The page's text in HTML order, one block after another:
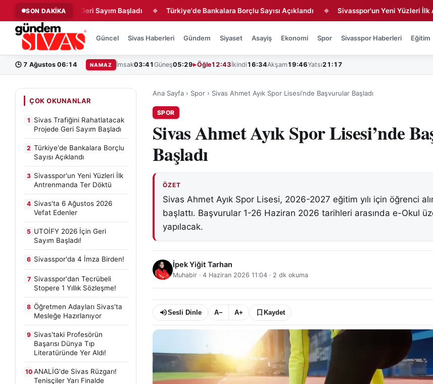
SON DAKİKA
Projede Geri Sayım Başladı ◆ Türkiye'de Bankalara Borçlu Sayısı Açıklandı ◆ Sivasspor'un Yeni Yüzleri İlk
Güncel Sivas Haberleri Gündem Siyaset Asayiş Ekonomi Spor Sivasspor Haberleri Eğitim
🕒 7 Ağustos 06:14 NAMAZ İmsak03:41 Güneş05:29 Öğle12:43İkindi 16:34Akşam 19:46Yatsı21:17
ÇOK OKUNANLAR
1 Sivas Trafiğini Rahatlatacak
Projede Geri Sayım Başladı
2 Türkiye'de Bankalara Borçlu
Sayısı Açıklandı
3 Sivasspor'un Yeni Yüzleri İlk
Antrenmanda Ter Döktü
4 Sivas'ta 6 Ağustos 2026
Vefat Edenler
5 UTOİFY 2026 İçin Geri
Sayım Başladı!
6 Sivasspor'da 4 İmza Birden!
7 Sivasspor'dan Tecrübeli
Stopere 1 Yıllık Sözleşme!
8 Öğretmen Adayları Sivas'ta
Mesleğe Hazırlanıyor
9 Sivas'taki Profesörün
Başarısı Dünya Tıp
Literatüründe Yer Aldı!
10 ANALİG'de Sivas Rüzgarı!
Tenisçiler Yarı Finalde
Ana Sayfa › Spor › Sivas Ahmet Ayık Spor Lisesi’nde Başvurular Başladı
SPOR
Sivas Ahmet Ayık Spor Lisesi’nde
Başladı
ÖZET
Sivas Ahmet Ayık Spor Lisesi, 2026-2027 eğitim yılı için öğrenci
başlattı. Başvurular 1-26 Haziran 2026 tarihleri arasında e-Okul
yapılacak.
İpek Yiğit Tarhan
Muhabir · 4 Haziran 2026 11:04 · 2 dk okuma
Sesli Dinle A− A+ Kaydet